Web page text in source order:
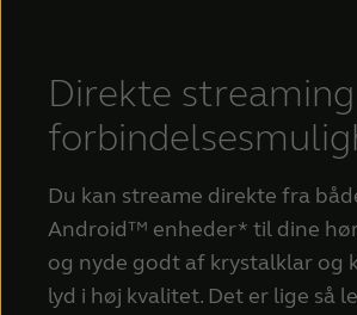
Direkte
Du kan streame direkte fra
Android™ enheder* til dine
og nyde godt af krystalklar og
lyd i høj kvalitet. Det er lige så